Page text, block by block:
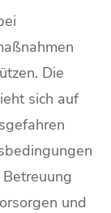
Die
sich auf
und